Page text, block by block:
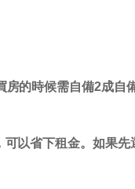
房的時候需自備2成自
以省下租金。如果先